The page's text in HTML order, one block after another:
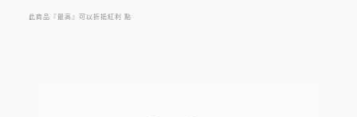
此商品『最高』可以折抵紅利 點